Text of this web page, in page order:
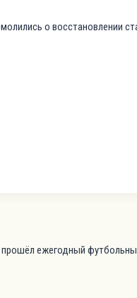
о восстановлении
ежегодный